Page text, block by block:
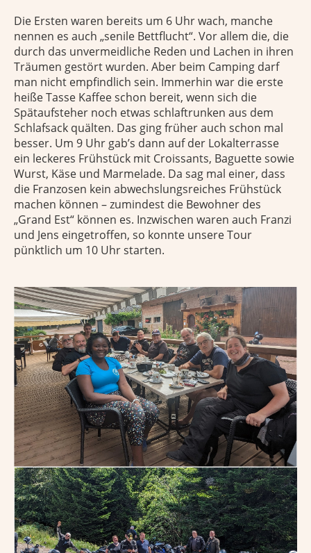
Die Ersten waren bereits um 6 Uhr wach, manche
nennen es auch „senile Bettflucht“. Vor allem die, die
durch das unvermeidliche Reden und Lachen in ihren
Träumen gestört wurden. Aber beim Camping darf
man nicht empfindlich sein. Immerhin war die erste
heiße Tasse Kaffee schon bereit, wenn sich die
Spätaufsteher noch etwas schlaftrunken aus dem
Schlafsack quälten. Das ging früher auch schon mal
besser. Um 9 Uhr gab’s dann auf der Lokalterrasse
ein leckeres Frühstück mit Croissants, Baguette sowie
Wurst, Käse und Marmelade. Da sag mal einer, dass
die Franzosen kein abwechslungsreiches Frühstück
machen können – zumindest die Bewohner des
„Grand Est“ können es. Inzwischen waren auch Franzi
und Jens eingetroffen, so konnte unsere Tour
pünktlich um 10 Uhr starten.